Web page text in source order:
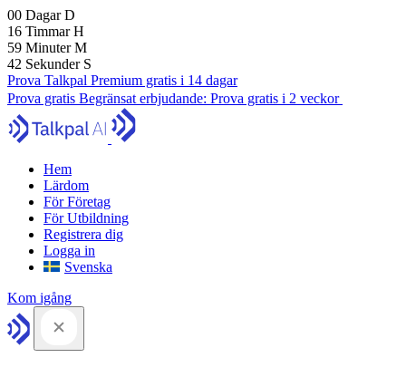
00 DagarD
16 TimmarH
59 MinuterM
41 Sekunder S
Prova Talkpal Premium gratis i 14 dagar
Prova gratis Begränsat erbjudande: Prova gratis i 2 veckor
Hem
Lärdom
För Företag
För Utbildning
Registrera dig
Logga in
Svenska
Kom igång